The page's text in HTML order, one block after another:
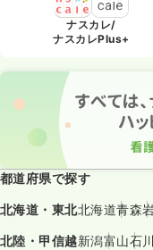
ナスカレ/
ナスカレPlus+
都道府県で探す
北海道・東北北海道青森
北陸・甲信越新潟富山石川